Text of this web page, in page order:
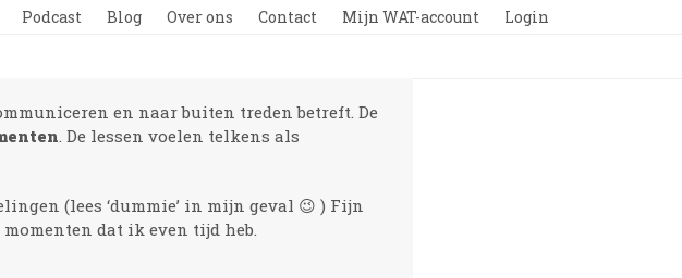
Podcast Blog Over ons Contact Mijn WAT-account Login
en naar buiten treden betreft. De
. De lessen voelen telkens als
(lees ‘dummie’ in mijn geval 😉 ) Fijn
momenten dat ik even tijd heb.